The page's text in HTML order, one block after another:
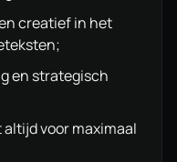
creatief in het
en strategisch
voor maximaal